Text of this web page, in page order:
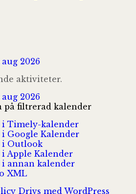
aug 2026
aktiviteter.
aug 2026
på filtrerad kalender
Timely-kalender
Google Kalender
i Outlook
Apple Kalender
annan kalender
XML
Drivs med WordPress